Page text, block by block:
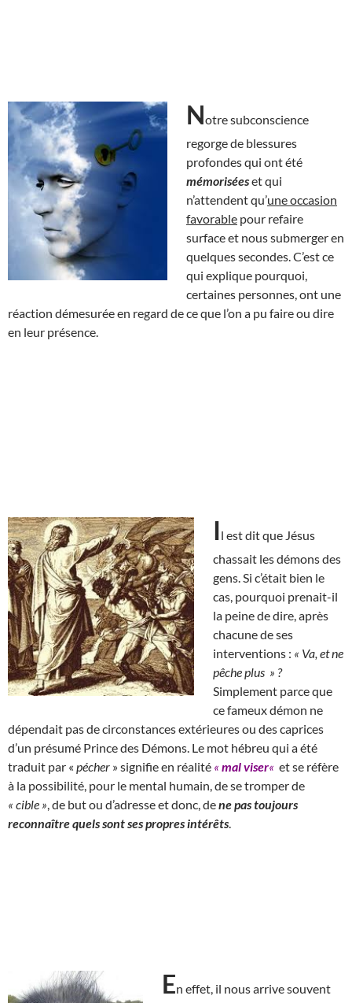
Notre subconscience
regorge de blessures
profondes qui ont été
mémoriséeset qui
n’attendent qu’une occasion
favorable pour refaire
surface et nous submerger en
quelques secondes. C’est ce
qui explique pourquoi,
certaines personnes, ont une
réaction démesurée en regard de ce que l’on a pu faire ou dire
en leur présence.
Il est dit que Jésus
chassait les démons des
gens. Si c’était bien le
cas, pourquoi prenait-il
la peine de dire, après
chacune de ses
interventions : « Va, et ne
pêche plus » ?
Simplement parce que
ce fameux démon ne
dépendait pas de circonstances extérieures ou des caprices
d’un présumé Prince des Démons. Le mot hébreu qui a été
traduit par « pécher » signifie en réalité « mal viser« et se réfère
à la possibilité, pour le mental humain, de se tromper de
« cible » , de but ou d’adresse et donc, dene pas toujours
reconnaître quels sont ses propres intérêts
En effet, il nous arrive souvent